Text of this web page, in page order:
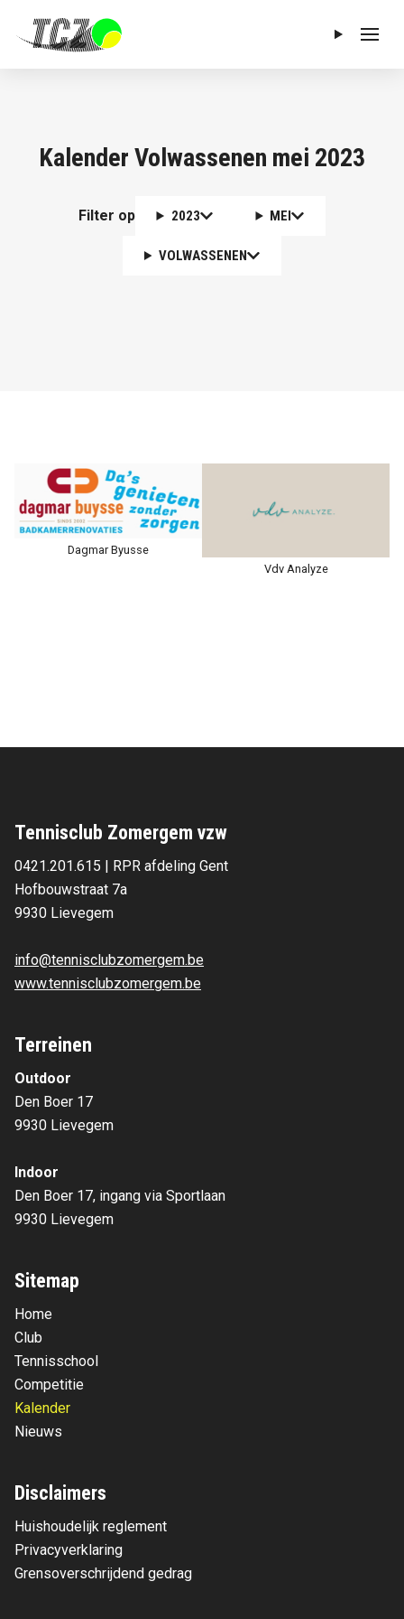
Menu
Kalender Volwassenen mei 2023
Filter op 2023 MEI
VOLWASSENEN
Dagmar Byusse
Vdv Analyze
Tennisclub Zomergem vzw
0421.201.615 | RPR afdeling Gent
Hofbouwstraat 7a
9930 Lievegem
info@tennisclubzomergem.be
www.tennisclubzomergem.be
Terreinen
Outdoor
Den Boer 17
9930 Lievegem
Indoor
Den Boer 17, ingang via Sportlaan
9930 Lievegem
Sitemap
Home
Club
Tennisschool
Competitie
Kalender
Nieuws
Disclaimers
Huishoudelijk reglement
Privacyverklaring
Grensoverschrijdend gedrag